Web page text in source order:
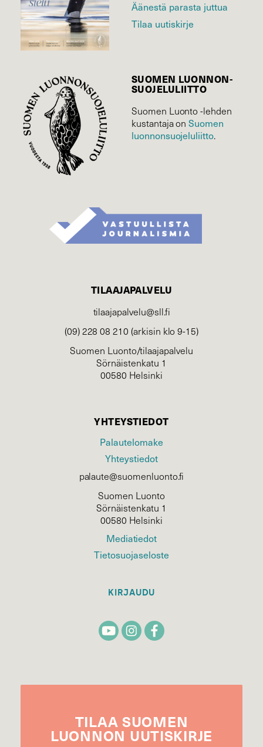
Äänestä parasta juttua
Tilaa uutiskirje
SUOMEN LUONNON­
SUOJELU­LIITTO
Suomen Luonto -lehden
kustantaja onSuomen
luonnonsuojelu­liitto.
TILAAJAPALVELU
tilaajapalvelu@sll.fi
(09) 228 08 210 (arkisin klo 9-15)
Suomen Luonto/tilaajapalvelu
Sörnäistenkatu 1
00580 Helsinki
YHTEYSTIEDOT
Palautelomake
Yhteystiedot
palaute@suomenluonto.fi
Suomen Luonto
Sörnäistenkatu 1
00580 Helsinki
Mediatiedot
Tietosuojaseloste
KIRJAUDU
TILAA SUOMEN
LUONNON UUTIS­KIRJE